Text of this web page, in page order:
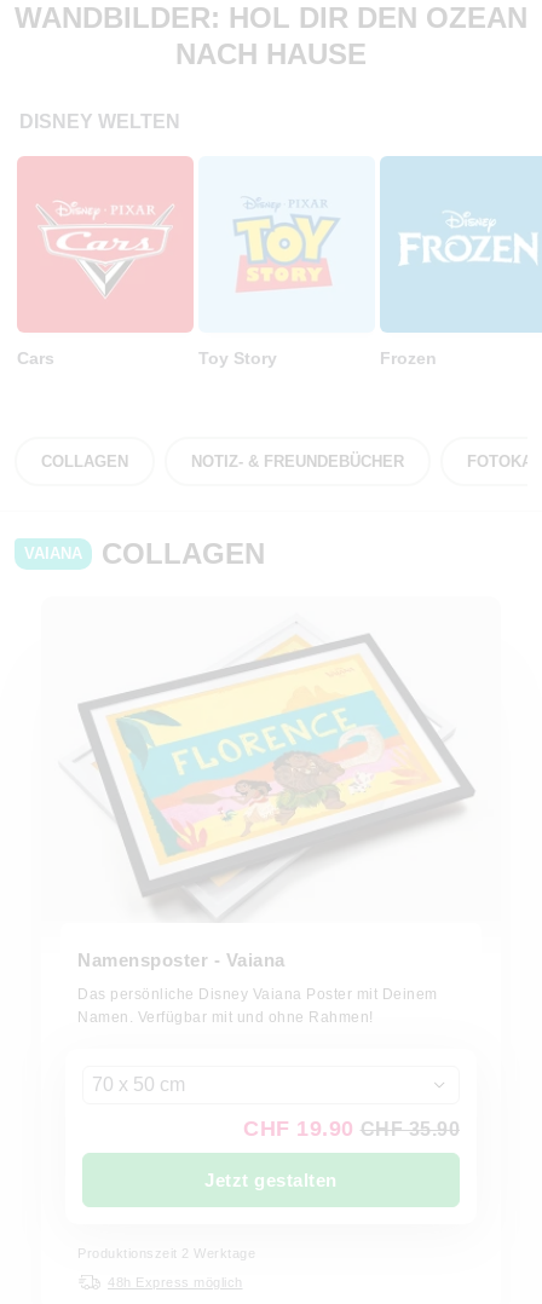
WANDBILDER: HOL DIR DEN OZEAN
NACH HAUSE
DISNEY WELTEN
Cars Toy Story Frozen
COLLAGEN NOTIZ- & FREUNDEBÜCHER
VAIANA COLLAGEN
Namensposter - Vaiana
Das persönliche Disney Vaiana Poster mit Deinem
Namen. Verfügbar mit und ohne Rahmen!
70 x 50 cm
CHF 19.90 CHF 35.90
Jetzt gestalten
Produktionszeit 2 Werktage
48h Express möglich